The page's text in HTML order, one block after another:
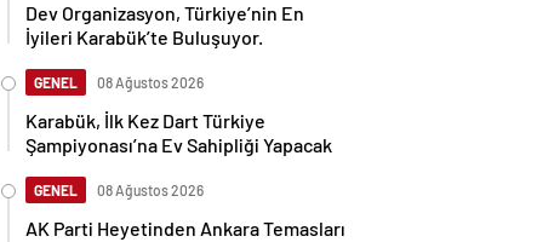
Dev Organizasyon, Türkiye’nin En
İyileri Karabük’te Buluşuyor.
GENEL 08 Ağustos 2026
Karabük, İlk Kez Dart Türkiye
Şampiyonası’na Ev Sahipliği Yapacak
GENEL 08 Ağustos 2026
AK Parti Heyetinden Ankara Temasları